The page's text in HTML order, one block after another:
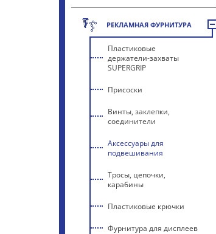
РЕКЛАМНАЯ ФУРНИТУРА
Пластиковые
держатели-захваты
SUPERGRIP
Присоски
Винты, заклепки,
соединители
Аксессуары для
подвешивания
Тросы, цепочки,
карабины
Пластиковые крючки
Фурнитура для дисплеев